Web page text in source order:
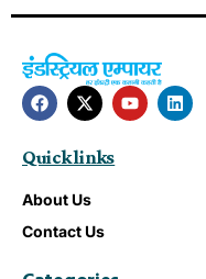
Quick links
About Us
Contact Us